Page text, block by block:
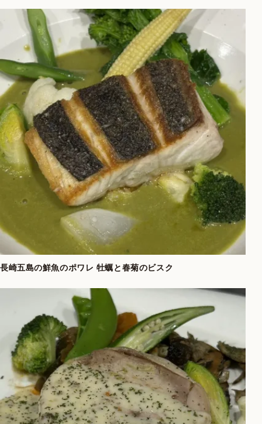
長崎五島の鮮魚のポワレ 牡蠣と春菊のビスク